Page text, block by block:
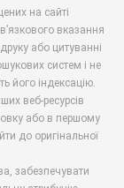
на сайті
вказання
або цитуванні
систем і не
його індексацію.
веб-ресурсів
або в першому
до оригінальної
забезпечувати